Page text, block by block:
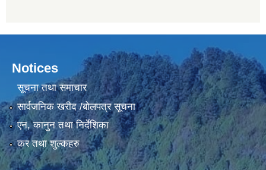
Notices
सूचना तथा समाचार
सार्वजनिक खरीद /बोलपत्र सूचना
एन, कानुन तथा निर्देशिका
कर तथा शुल्कहरु